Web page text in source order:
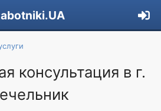
консультация в г.